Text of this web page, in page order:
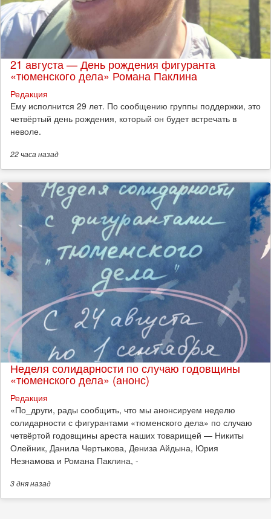
21 августа — День рождения фигуранта
«тюменского дела» Романа Паклина
Редакция
Ему исполнится 29 лет. По сообщению группы поддержки, это
четвёртый день рождения, который он будет встречать в
неволе.
22 часаназад
Неделя солидарности по случаю годовщины
«тюменского дела» (анонс)
Редакция
​«По_други, рады сообщить, что мы анонсируем неделю
солидарности с фигурантами «тюменского дела» по случаю
четвёртой годовщины ареста наших товарищей — Никиты
Олейник, Данила Чертыкова, Дениза Айдына, Юрия
Незнамова и Романа Паклина, -
3 дняназад